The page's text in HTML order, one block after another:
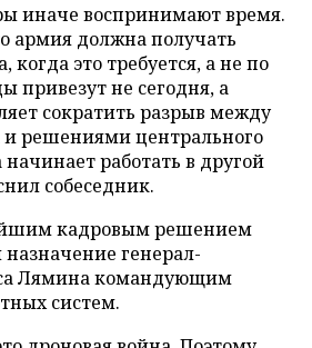
иначе воспринимают время.
армия должна получать
когда это требуется, а не по
привезут не сегодня, а
сократить разрыв между
и решениями центрального
работать в другой
собеседник.
кадровым решением
генерал-
Лямина командующим
систем.